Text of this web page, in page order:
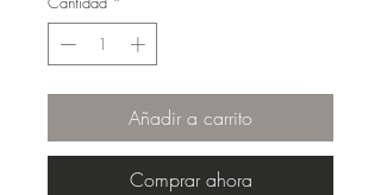
Añadir a carrito
Comprar ahora